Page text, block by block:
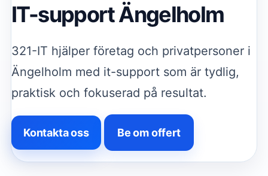
IT-support Ängelholm
321-IT hjälper företag och privatpersoner i
Ängelholm med it-support som är tydlig,
praktisk och fokuserad på resultat.
Kontakta oss Be om offert